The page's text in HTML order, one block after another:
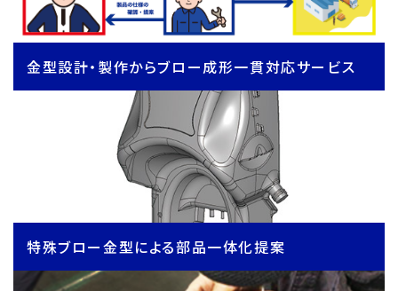
金型設計・製作からブロー成形一貫対応サービス
特殊ブロー金型による部品一体化提案